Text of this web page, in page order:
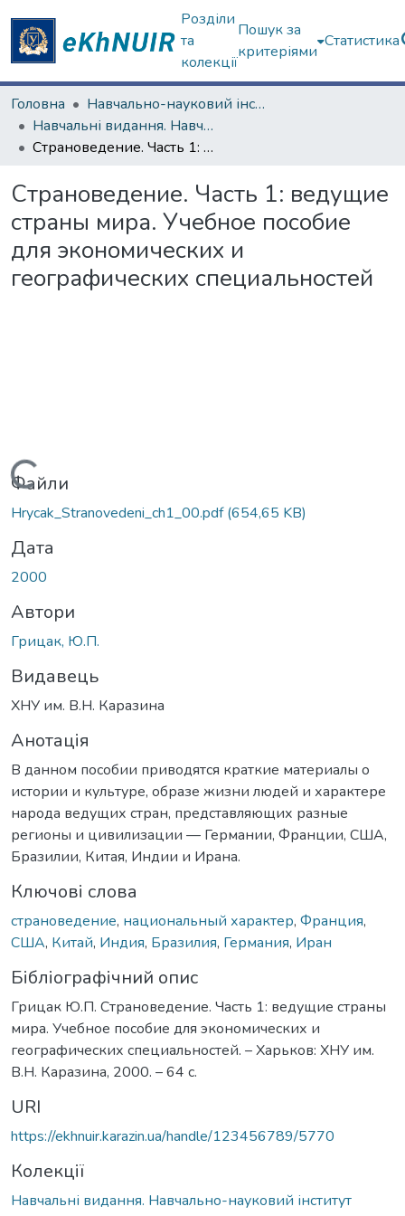
Розділи
та
колекції
Пошук за
критеріями
Статистика
Головна
Навчально-науковий інститут "Каразінський інститут міжнародних відносин та туристичного бізнесу"
Навчальні видання. Навчально-науковий інститут "Каразінський інститут міжнародних відносин та туристичного бізнесу"
Страноведение. Часть 1: ведущие страны мира. Учебное пособие для экономических и географических специальностей
Страноведение. Часть 1: ведущие
страны мира. Учебное пособие
для экономических и
географических специальностей
Вантажиться...
Файли
Hrycak_Stranovedeni_ch1_00.pdf(654,65 KB)
Дата
2000
Автори
Грицак, Ю.П.
Видавець
ХНУ им. В.Н. Каразина
Анотація
В данном пособии приводятся краткие материалы о
истории и культуре, образе жизни людей и характере
народа ведущих стран, представляющих разные
регионы и цивилизации — Германии, Франции, США,
Бразилии, Китая, Индии и Ирана.
Ключові слова
страноведение, национальный характер, Франция,
США, Китай, Индия, Бразилия, Германия, Иран
Бібліографічний опис
Грицак Ю.П. Страноведение. Часть 1: ведущие страны
мира. Учебное пособие для экономических и
географических специальностей. – Харьков: ХНУ им.
В.Н. Каразина, 2000. – 64 с.
URI
https://ekhnuir.karazin.ua/handle/123456789/5770
Колекції
Навчальні видання. Навчально-науковий інститут